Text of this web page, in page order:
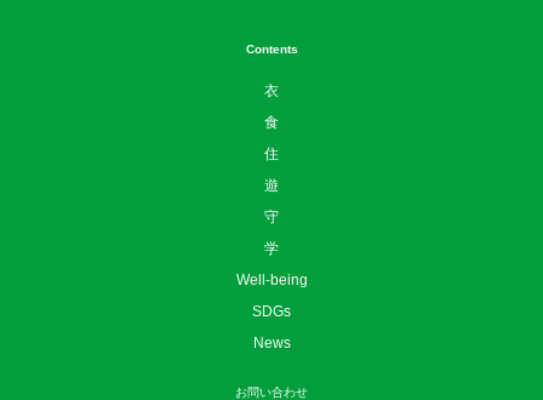
Contents
衣
食
住
遊
守
学
Well-being
SDGs
News
お問い合わせ